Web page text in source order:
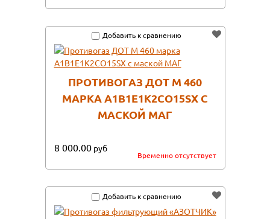
Добавить к сравнению
ПРОТИВОГАЗ ДОТ М 460
МАРКА А1В1Е1К2СО15SX С
МАСКОЙ МАГ
8 000.00 руб
Временно отсутствует
Добавить к сравнению